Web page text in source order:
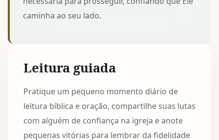
caminha ao seu lado.
Leitura guiada
Pratique um pequeno momento diário de
leitura bíblica e oração, compartilhe suas lutas
com alguém de confiança na igreja e anote
pequenas vitórias para lembrar da fidelidade